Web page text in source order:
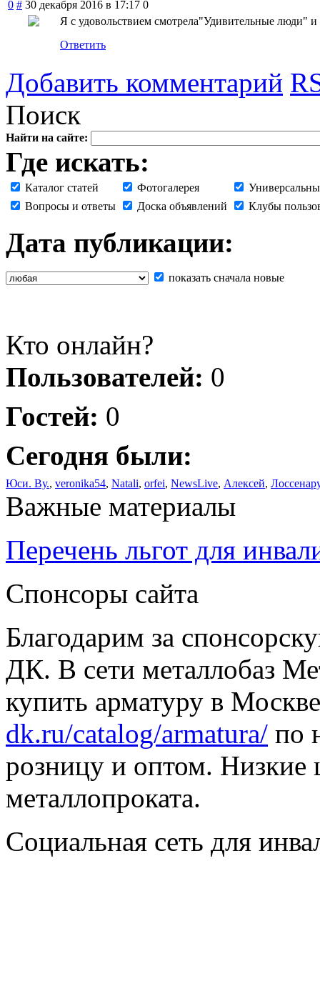
0 # 30 декабря 2016 в 17:17 0
Я с удовольствием смотрела"Удивительные люди"
Ответить
Добавить комментарий
Поиск
Найти на сайте:
Где искать:
Каталог статей Фотогалерея
Вопросы и ответы
Доска объявлений Клубы
Дата публикации:
показать сначала новые
Кто онлайн?
Пользователей: 0
Гостей: 0
Сегодня были:
Юси. Ву., veronika54, Natali, orfei, NewsLive, Алексей,
Важные материалы
Перечень льгот для
Спонсоры сайта
Благодарим за
ДК. В сети металлобаз
купить арматуру в
dk.ru/catalog/armatura/ по
розницу и оптом. Низкие
металлопроката.
Социальная сеть для